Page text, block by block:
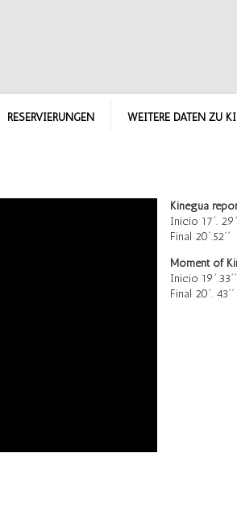
RESERVIERUNGEN WEITERE DATEN ZU
Kinegua
Inicio 17´.
Final 20´.52´´
Moment of
Inicio 19´.33´´
Final 20´. 43´´